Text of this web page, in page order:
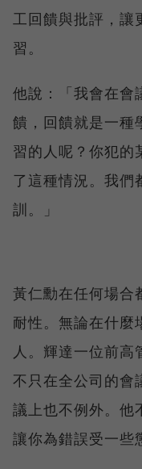
工回饋與批評，讓
習。
他說：「我會在會
饋，回饋就是一種
習的人呢？你犯的
了這種情況。我們
訓。」
黃仁勳在任何場合
耐性。無論在什麼
人。輝達一位前
不只在全公司的會
議上也不例外。他
讓你為錯誤受一些